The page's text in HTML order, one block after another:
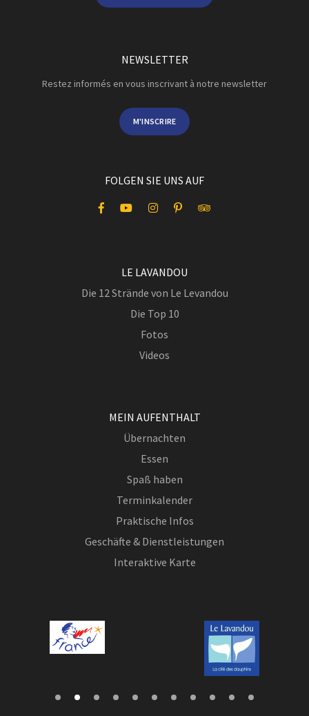
NEWSLETTER
Restez informés en vous inscrivant à notre newsletter
M'INSCRIRE
FOLGEN SIE UNS AUF
LE LAVANDOU
Die 12 Strände von Le Levandou
Die Top 10
Fotos
Videos
MEIN AUFENTHALT
Übernachten
Essen
Spaß haben
Terminkalender
Praktische Infos
Geschäfte & Dienstleistungen
Interaktive Karte